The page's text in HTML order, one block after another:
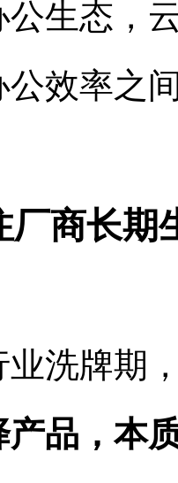
公生态，
公效率之
厂商长期
业洗牌期
产品，本